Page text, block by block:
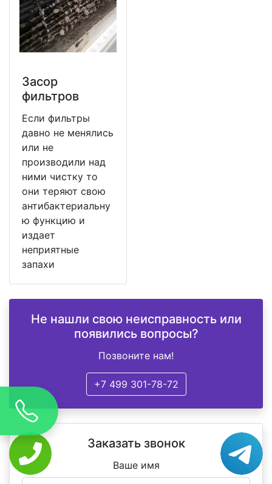
Засор
фильтров
Если фильтры
давно не менялись
или не
производили над
ними чистку то
они теряют свою
антибактериальну
ю функцию и
издает
неприятные
запахи
Не нашли свою неисправность или
появились вопросы?
Позвоните нам!
+7 499 301-78-72
Заказать звонок
Ваше имя